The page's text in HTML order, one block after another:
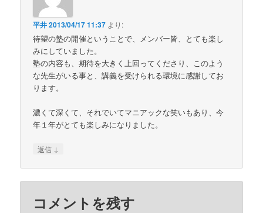
平井2013/04/17 11:37 より:
待望の塾の開催ということで、メンバー皆、とても楽し
みにしていました。
塾の内容も、期待を大きく上回ってくださり、このよう
な先生がいる事と、講義を受けられる環境に感謝してお
ります。
濃くて深くて、それでいてマニアックな笑いもあり、今
年１年がとても楽しみになりました。
返信 ↓
コメントを残す